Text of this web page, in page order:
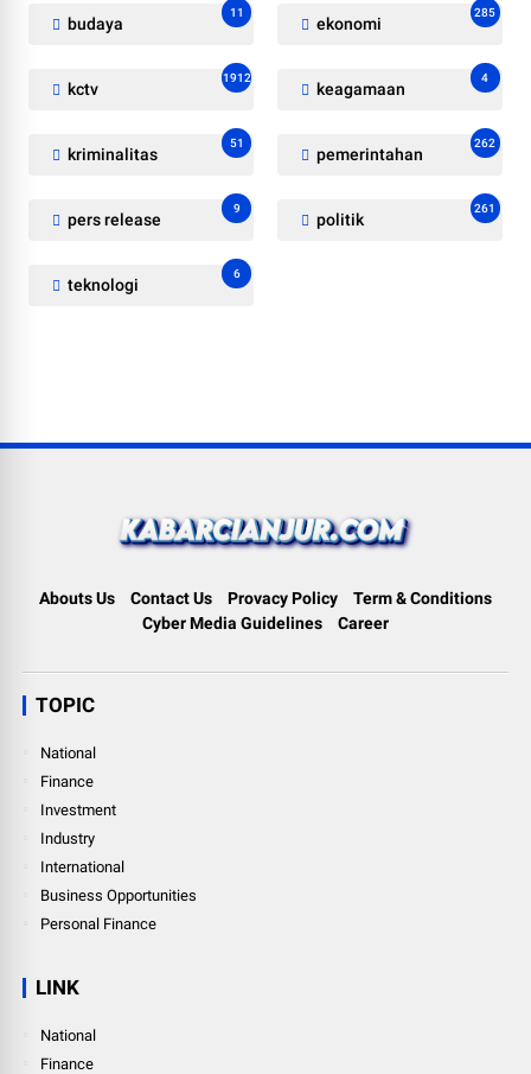
budaya
11
ekonomi
285
kctv
1912
keagamaan
4
kriminalitas
51
pemerintahan
262
pers release
9
politik
261
teknologi
6
Abouts Us Contact Us Provacy Policy
Term & Conditions
Cyber Media Guidelines
Career
TOPIC
National
Finance
Investment
Industry
International
Business Opportunities
Personal Finance
LINK
National
Finance